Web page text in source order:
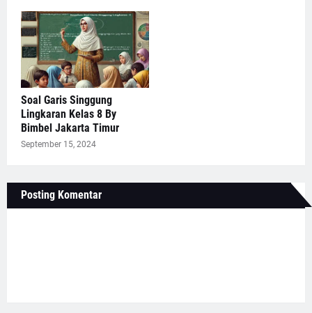
Soal Garis Singgung
Lingkaran Kelas 8 By
Bimbel Jakarta Timur
September 15, 2024
Posting Komentar